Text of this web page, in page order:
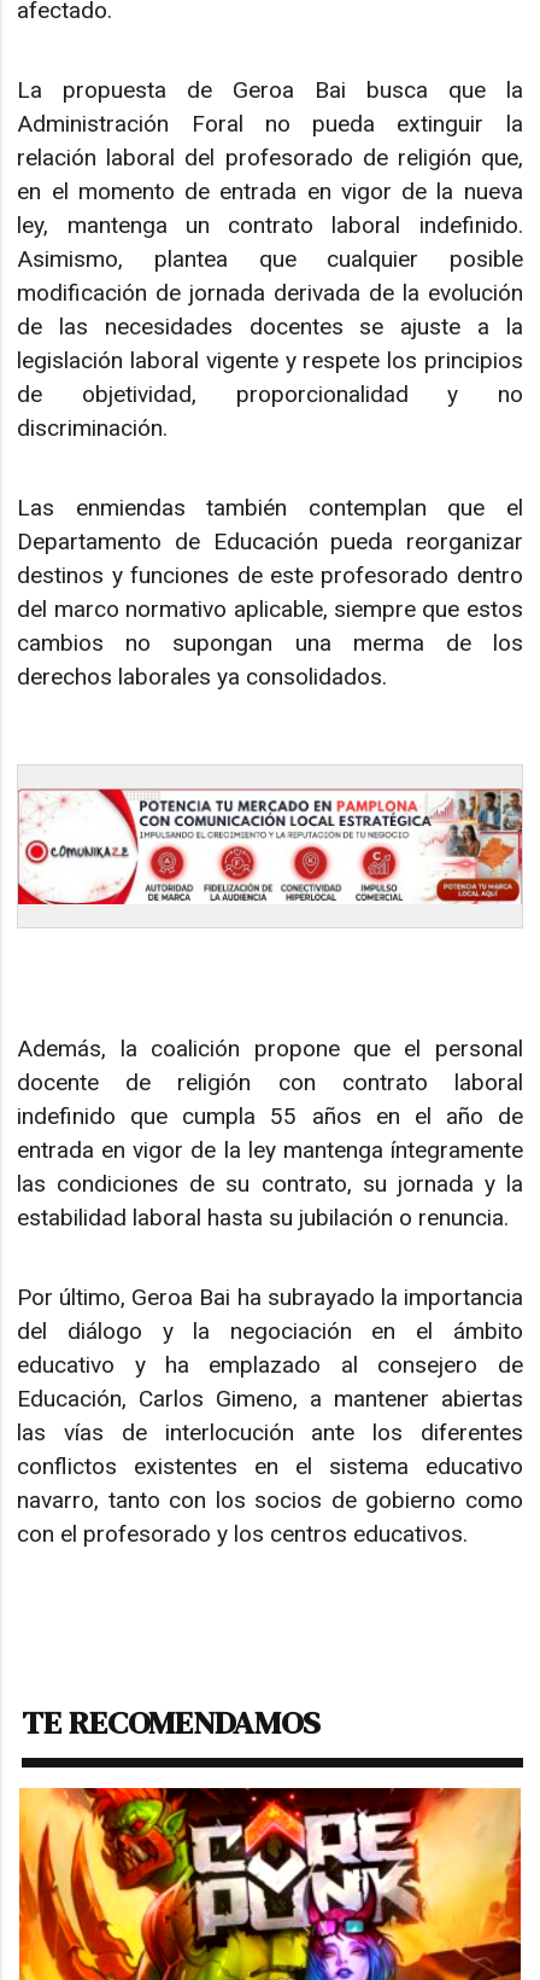
afectado.
La propuesta de Geroa Bai busca que la
Administración Foral no pueda extinguir la
relación laboral del profesorado de religión que,
en el momento de entrada en vigor de la nueva
ley, mantenga un contrato laboral indefinido.
Asimismo, plantea que cualquier posible
modificación de jornada derivada de la evolución
de las necesidades docentes se ajuste a la
legislación laboral vigente y respete los principios
de objetividad, proporcionalidad y no
discriminación.
Las enmiendas también contemplan que el
Departamento de Educación pueda reorganizar
destinos y funciones de este profesorado dentro
del marco normativo aplicable, siempre que estos
cambios no supongan una merma de los
derechos laborales ya consolidados.
Además, la coalición propone que el personal
docente de religión con contrato laboral
indefinido que cumpla 55 años en el año de
entrada en vigor de la ley mantenga íntegramente
las condiciones de su contrato, su jornada y la
estabilidad laboral hasta su jubilación o renuncia.
Por último, Geroa Bai ha subrayado la importancia
del diálogo y la negociación en el ámbito
educativo y ha emplazado al consejero de
Educación, Carlos Gimeno, a mantener abiertas
las vías de interlocución ante los diferentes
conflictos existentes en el sistema educativo
navarro, tanto con los socios de gobierno como
con el profesorado y los centros educativos.
TE RECOMENDAMOS